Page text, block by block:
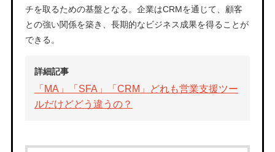
チを取るための基盤となる。企業はCRMを通じて、顧客
との強い関係を築き、長期的なビジネス成果を得ることが
できる。
詳細記事
「MA」「SFA」「CRM」どれも営業支援ツー
ルだけどどう違うの？